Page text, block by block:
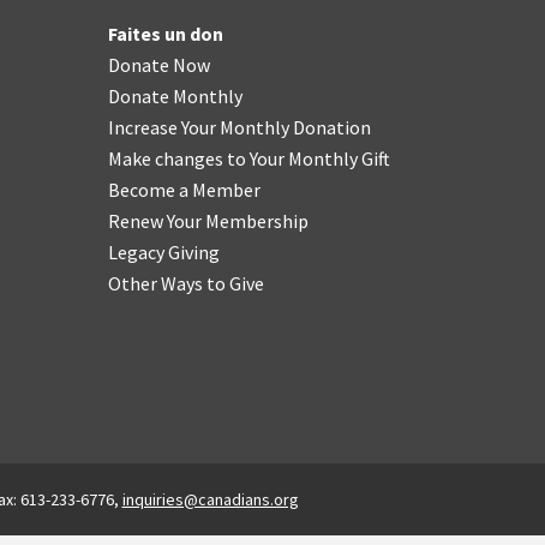
Faites un don
Donate Now
Donate Monthly
Increase Your Monthly Donation
Make changes to Your Monthly Gift
Become a Member
Renew Your Membership
Legacy Giving
Other Ways to Give
613-233-6776, inquiries@canadians.org